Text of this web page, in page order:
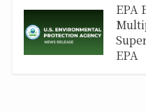
EPA
EPA